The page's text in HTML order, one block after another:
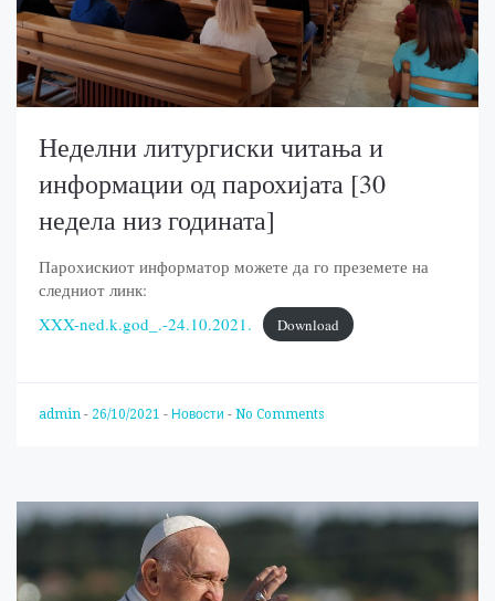
Неделни литургиски читања и
информации од парохијата [30
недела низ годината]
Парохискиот информатор можете да го преземете на
следниот линк:
XXX-ned.k.god_.-24.10.2021.
Download
admin - 26/10/2021 - Новости - No Comments